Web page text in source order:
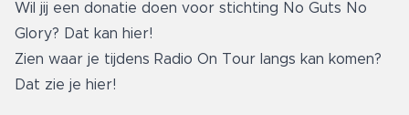
Wil jij een donatie doen voor stichting No Guts No
Glory? Dat kan hier!
Zien waar je tijdens Radio On Tour langs kan komen?
Dat zie je hier!